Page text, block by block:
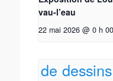
vau-l’eau
22 mai 2026 @ 0 h 00